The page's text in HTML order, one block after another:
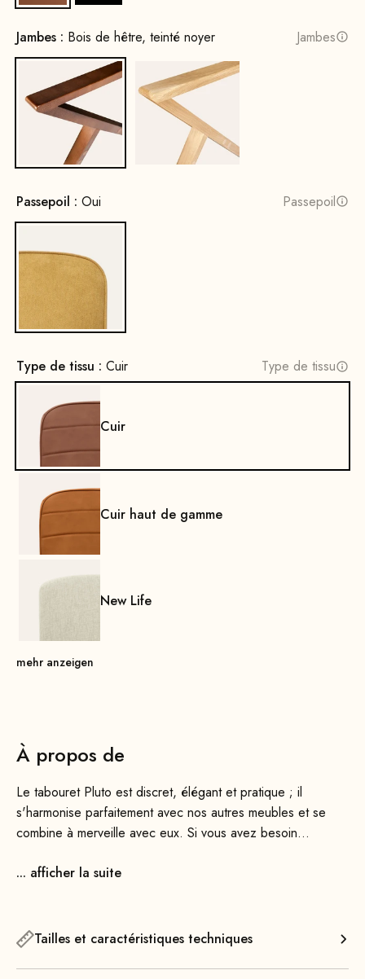
Jambes : Bois de hêtre, teinté noyer Jambes
Bois de hêtre, teinté noyerBois de chêne, naturel
Passepoil : Oui Passepoil
Oui
Type de tissu : Cuir Type de tissu
Cuir
Cuir haut de gamme
New Life
mehr anzeigen
À propos de
Le tabouret Pluto est discret, élégant et pratique ; il
s'harmonise parfaitement avec nos autres meubles et se
combine à merveille avec eux. Si vous avez besoin
tabourets, par exemple avec notre Pluto Banc. Disponibles
... afficher la suite
Tailles et caractéristiques techniques